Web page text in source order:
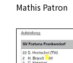
Mathis Patron